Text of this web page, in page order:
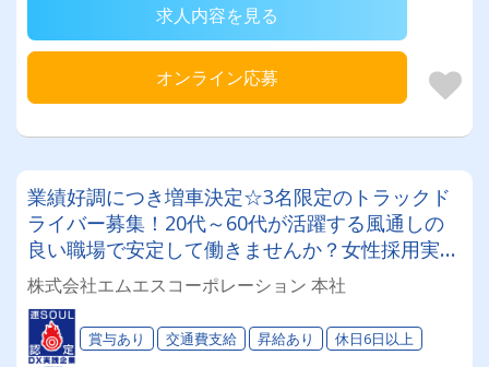
求人内容を見る
オンライン応募
業績好調につき増車決定☆3名限定のトラックド
ライバー募集！20代～60代が活躍する風通しの
良い職場で安定して働きませんか？女性採用実績
あり★未経験・ブランク大歓迎♪
株式会社エムエスコーポレーション 本社
賞与あり 交通費支給 昇給あり 休日6日以上